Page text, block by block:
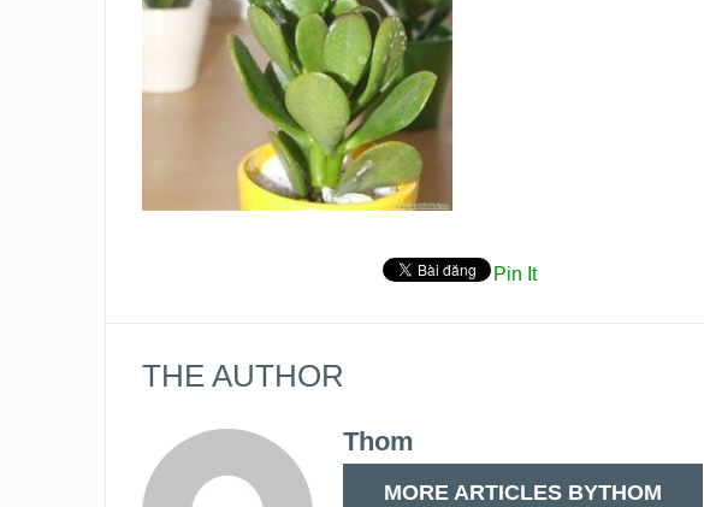
Pin It
THE AUTHOR
Thom
MORE ARTICLES BYTHOM